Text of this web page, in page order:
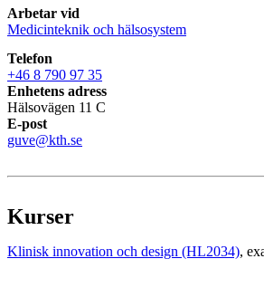
Arbetar vid
Medicinteknik och hälsosystem
Telefon
+46 8 790 97 35
Enhetens adress
Hälsovägen 11 C
E-post
guve@kth.se
Kurser
Klinisk innovation och design (HL2034),